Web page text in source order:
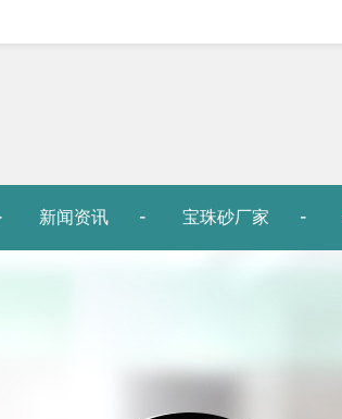
新闻资讯 宝珠砂厂家